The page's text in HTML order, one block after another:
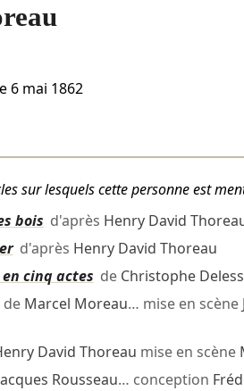
6 mai 1862
sur lesquels cette personne est
bois d'après Henry David
d'après Henry David Thoreau
en cinq actes de Christophe
Marcel Moreau… mise en scène
David Thoreau mise en scène
Rousseau… conception